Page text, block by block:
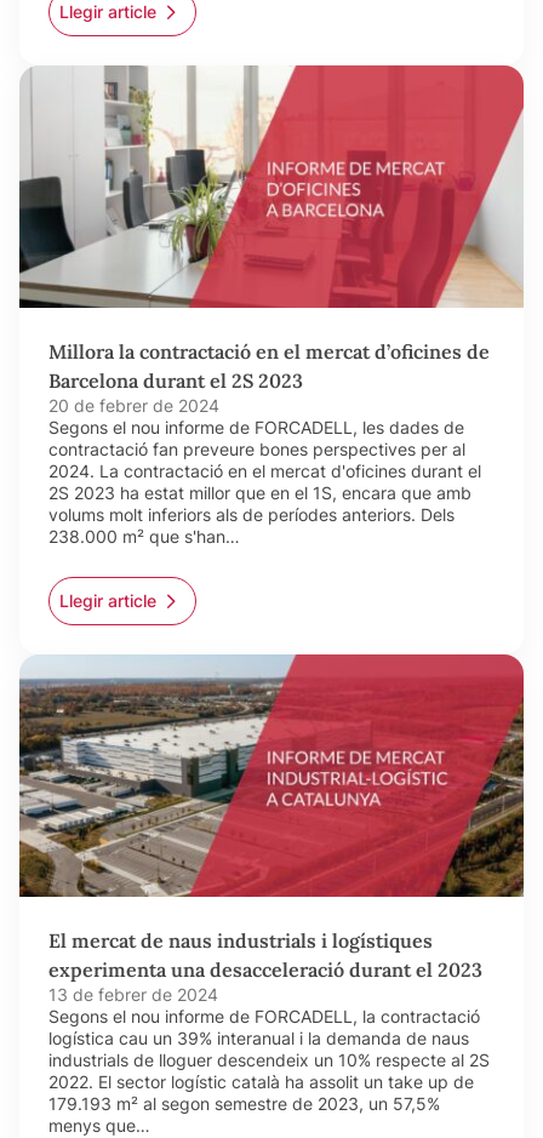
Llegir article
Millora la contractació en el mercat d’oficines de
Barcelona durant el 2S 2023
20 de febrer de 2024
Segons el nou informe de FORCADELL, les dades de
contractació fan preveure bones perspectives per al
2024. La contractació en el mercat d'oficines durant el
2S 2023 ha estat millor que en el 1S, encara que amb
volums molt inferiors als de períodes anteriors. Dels
238.000 m² que s'han…
Llegir article
El mercat de naus industrials i logístiques
experimenta una desacceleració durant el 2023
13 de febrer de 2024
Segons el nou informe de FORCADELL, la contractació
logística cau un 39% interanual i la demanda de naus
industrials de lloguer descendeix un 10% respecte al 2S
2022. El sector logístic català ha assolit un take up de
179.193 m² al segon semestre de 2023, un 57,5%
menys que…